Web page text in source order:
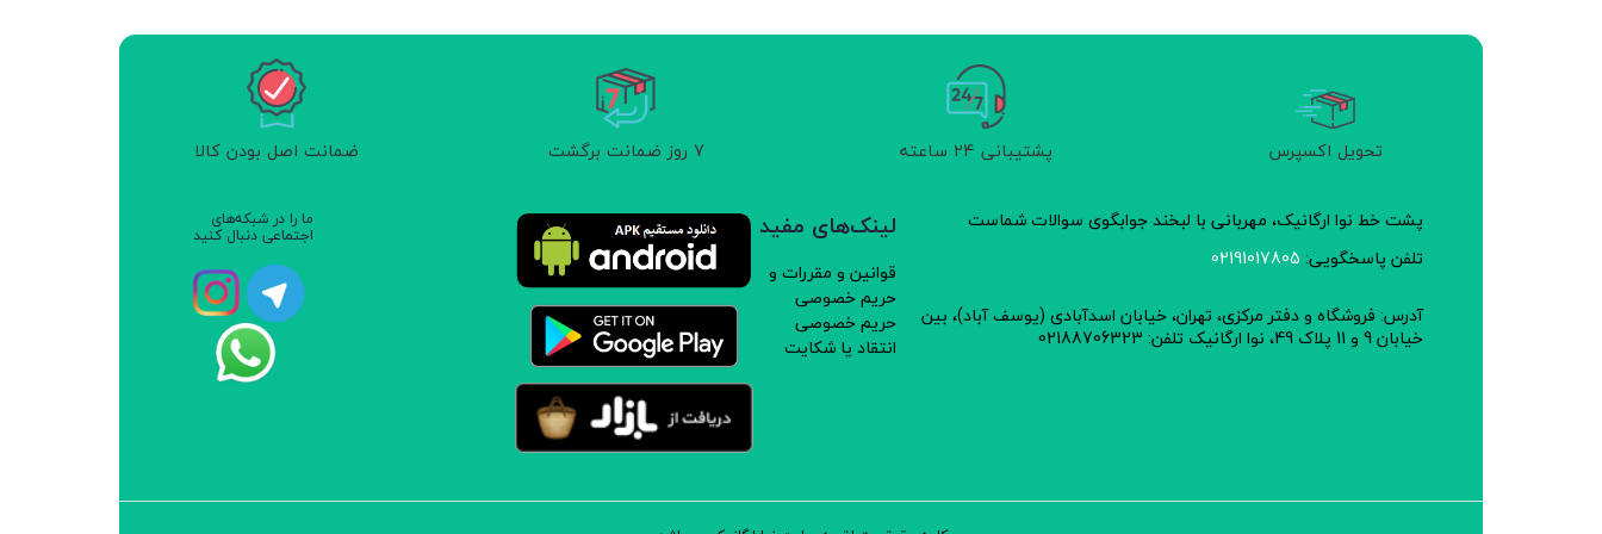
تحویل اکسپرس پشتیبانی 24 ساعته 7 روز ضمانت برگشت ضمانت اصل بودن کالا
پشت خط نوا ارگانیک، مهربانی با لبخند جوابگوی سوالات شماست
تلفن پاسخگویی: 02191017805
آدرس: فروشگاه و دفتر مرکزی، تهران، خیابان اسدآبادی (یوسف آباد)، بین
خیابان 9 و 11 پلاک 49، نوا ارگانیک تلفن: 02188706323
لینک‌های مفید
قوانین و مقررات و
حریم خصوصی
حریم خصوصی
انتقاد یا شکایت
ما را در شبکه‌های
اجتماعی دنبال کنید